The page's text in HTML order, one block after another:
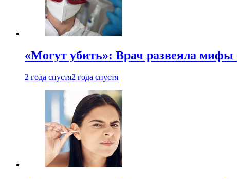
«Могут убить»: Врач развеяла
2 года спустя2 года спустя